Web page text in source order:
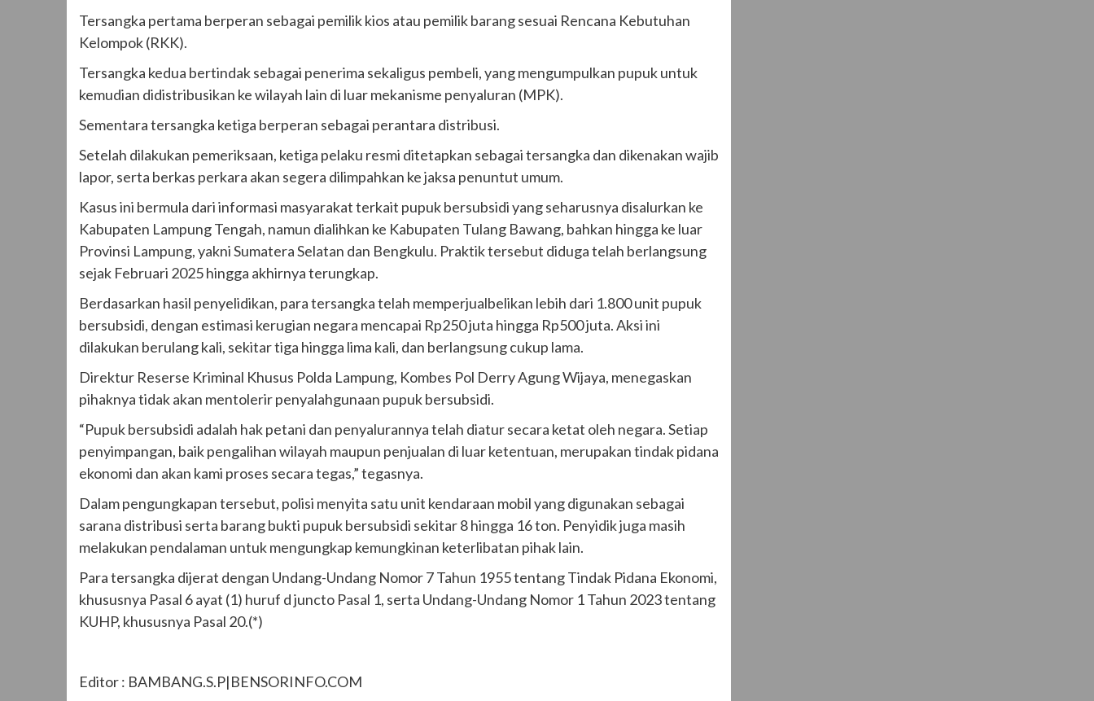
Tersangka pertama berperan sebagai pemilik kios atau pemilik barang sesuai Rencana Kebutuhan
Kelompok (RKK).
Tersangka kedua bertindak sebagai penerima sekaligus pembeli, yang mengumpulkan pupuk untuk
kemudian didistribusikan ke wilayah lain di luar mekanisme penyaluran (MPK).
Sementara tersangka ketiga berperan sebagai perantara distribusi.
Setelah dilakukan pemeriksaan, ketiga pelaku resmi ditetapkan sebagai tersangka dan dikenakan wajib
lapor, serta berkas perkara akan segera dilimpahkan ke jaksa penuntut umum.
Kasus ini bermula dari informasi masyarakat terkait pupuk bersubsidi yang seharusnya disalurkan ke
Kabupaten Lampung Tengah, namun dialihkan ke Kabupaten Tulang Bawang, bahkan hingga ke luar
Provinsi Lampung, yakni Sumatera Selatan dan Bengkulu. Praktik tersebut diduga telah berlangsung
sejak Februari 2025 hingga akhirnya terungkap.
Berdasarkan hasil penyelidikan, para tersangka telah memperjualbelikan lebih dari 1.800 unit pupuk
bersubsidi, dengan estimasi kerugian negara mencapai Rp250 juta hingga Rp500 juta. Aksi ini
dilakukan berulang kali, sekitar tiga hingga lima kali, dan berlangsung cukup lama.
Direktur Reserse Kriminal Khusus Polda Lampung, Kombes Pol Derry Agung Wijaya, menegaskan
pihaknya tidak akan mentolerir penyalahgunaan pupuk bersubsidi.
“Pupuk bersubsidi adalah hak petani dan penyalurannya telah diatur secara ketat oleh negara. Setiap
penyimpangan, baik pengalihan wilayah maupun penjualan di luar ketentuan, merupakan tindak pidana
ekonomi dan akan kami proses secara tegas,” tegasnya.
Dalam pengungkapan tersebut, polisi menyita satu unit kendaraan mobil yang digunakan sebagai
sarana distribusi serta barang bukti pupuk bersubsidi sekitar 8 hingga 16 ton. Penyidik juga masih
melakukan pendalaman untuk mengungkap kemungkinan keterlibatan pihak lain.
Para tersangka dijerat dengan Undang-Undang Nomor 7 Tahun 1955 tentang Tindak Pidana Ekonomi,
khususnya Pasal 6 ayat (1) huruf d juncto Pasal 1, serta Undang-Undang Nomor 1 Tahun 2023 tentang
KUHP, khususnya Pasal 20.(*)
Editor : BAMBANG.S.P|BENSORINFO.COM